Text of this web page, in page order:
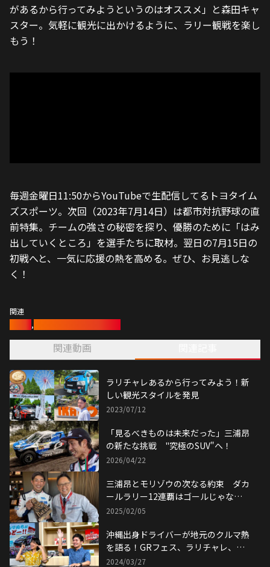
があるから行ってみようというのはオススメ」と森田キャ
スター。気軽に観光に出かけるように、ラリー観戦を楽し
もう！
毎週金曜日11:50からYouTubeで生配信してるトヨタイム
ズスポーツ。次回（2023年7月14日）は都市対抗野球の直
前特集。チームの強さの秘密を探り、優勝のために「はみ
出していくところ」を選手たちに取材。翌日の7月15日の
初戦へと、一気に応援の熱を高める。ぜひ、お見逃しな
く！
関連
,
関連動画
ラリチャレあるから行ってみよう！新
しい観光スタイルを発見
2023/07/12
「見るべきものは未来だった」三浦昂
の新たな挑戦 "究極のSUV"へ！
2026/04/22
三浦昂とモリゾウの次なる約束 ダカ
ールラリー12連覇はゴールじゃな
い！
2025/02/05
沖縄出身ドライバーが地元のクルマ熱
を語る！GRフェス、ラリチャレ、初
開催！
2024/03/27